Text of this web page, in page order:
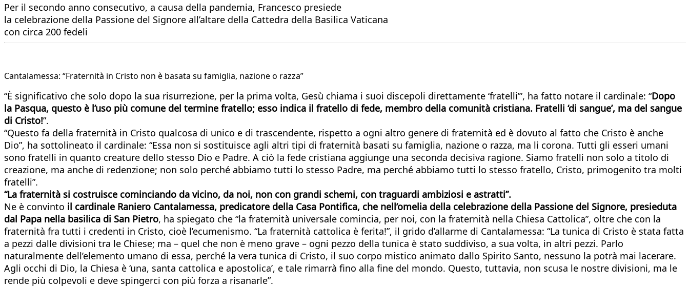
Per il secondo anno consecutivo, a causa della pandemia, Francesco presiede
la celebrazione della Passione del Signore all’altare della Cattedra della Basilica Vaticana
con circa 200 fedeli
Cantalamessa: “Fraternità in Cristo non è basata su famiglia, nazione o razza”
“È significativo che solo dopo la sua risurrezione, per la prima volta, Gesù chiama i suoi discepoli direttamente ‘fratelli’”, ha fatto notare il cardinale: “Dopo
la Pasqua, questo è l’uso più comune del termine fratello; esso indica il fratello di fede, membro della comunità cristiana. Fratelli ‘di sangue’, ma del sangue
di Cristo!”.
“Questo fa della fraternità in Cristo qualcosa di unico e di trascendente, rispetto a ogni altro genere di fraternità ed è dovuto al fatto che Cristo è anche
Dio”, ha sottolineato il cardinale: “Essa non si sostituisce agli altri tipi di fraternità basati su famiglia, nazione o razza, ma li corona. Tutti gli esseri umani
sono fratelli in quanto creature dello stesso Dio e Padre. A ciò la fede cristiana aggiunge una seconda decisiva ragione. Siamo fratelli non solo a titolo di
creazione, ma anche di redenzione; non solo perché abbiamo tutti lo stesso Padre, ma perché abbiamo tutti lo stesso fratello, Cristo, primogenito tra molti
fratelli”.
“La fraternità si costruisce cominciando da vicino, da noi, non con grandi schemi, con traguardi ambiziosi e astratti”.
Ne è convinto il cardinale Raniero Cantalamessa, predicatore della Casa Pontifica, che nell’omelia della celebrazione della Passione del Signore, presieduta
dal Papa nella basilica di San Pietro, ha spiegato che “la fraternità universale comincia, per noi, con la fraternità nella Chiesa Cattolica”, oltre che con la
fraternità fra tutti i credenti in Cristo, cioè l’ecumenismo. “La fraternità cattolica è ferita!”, il grido d’allarme di Cantalamessa: “La tunica di Cristo è stata fatta
a pezzi dalle divisioni tra le Chiese; ma – quel che non è meno grave – ogni pezzo della tunica è stato suddiviso, a sua volta, in altri pezzi. Parlo
naturalmente dell’elemento umano di essa, perché la vera tunica di Cristo, il suo corpo mistico animato dallo Spirito Santo, nessuno la potrà mai lacerare.
Agli occhi di Dio, la Chiesa è ‘una, santa cattolica e apostolica’, e tale rimarrà fino alla fine del mondo. Questo, tuttavia, non scusa le nostre divisioni, ma le
rende più colpevoli e deve spingerci con più forza a risanarle”.